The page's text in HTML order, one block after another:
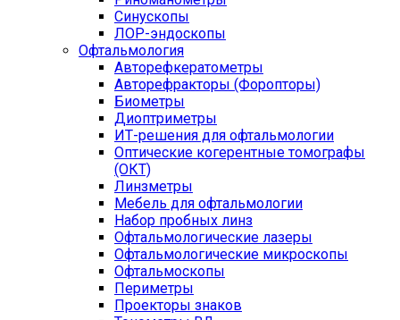
Синускопы
ЛОР-эндоскопы
Офтальмология
Авторефкератометры
Авторефракторы (Форопторы)
Биометры
Диоптриметры
ИТ-решения для офтальмологии
Оптические когерентные томографы
(ОКТ)
Линзметры
Мебель для офтальмологии
Набор пробных линз
Офтальмологические лазеры
Офтальмологические микроскопы
Офтальмоскопы
Периметры
Проекторы знаков